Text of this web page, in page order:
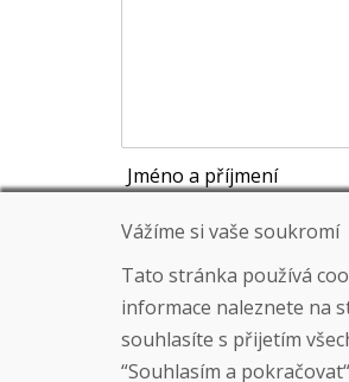
Jméno a příjmení
Vážíme si vaše soukromí
Tato stránka používá
informace naleznete na
souhlasíte s přijetím
“Souhlasím a